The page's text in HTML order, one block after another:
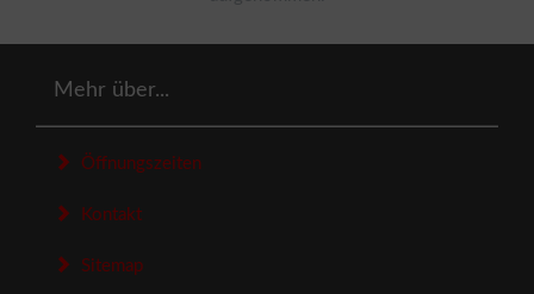
Mehr über...
Öffnungszeiten
Kontakt
Sitemap